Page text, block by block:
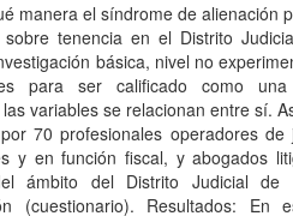
manera el síndrome de alienación
sobre tenencia en el Distrito
básica, nivel no
para ser calificado como
variables se relacionan entre sí.
70 profesionales operadores de
y en función fiscal, y abogados
ámbito del Distrito Judicial de
(cuestionario). Resultados: En